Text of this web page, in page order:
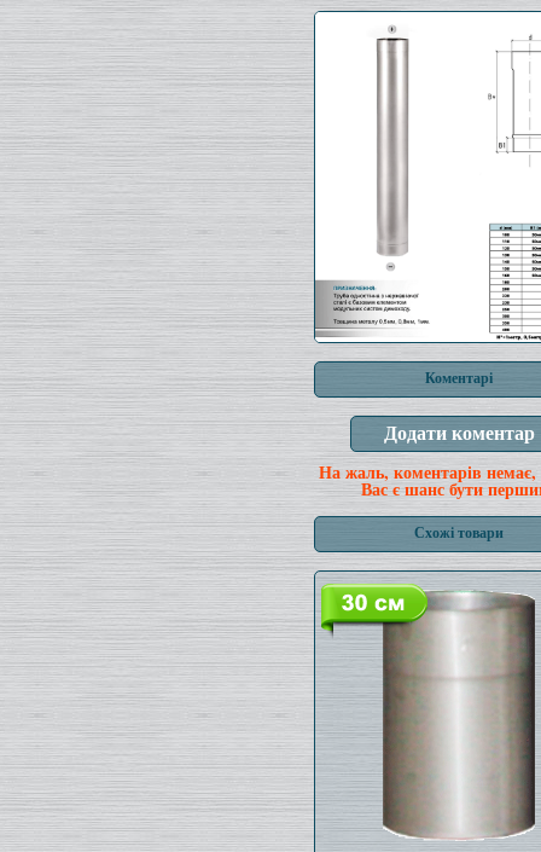
Коментарі
На жаль, коментарів немає,
Вас є шанс бути
Схожі товари